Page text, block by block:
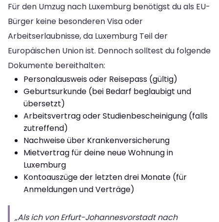
Für den Umzug nach Luxemburg benötigst du als EU-
Bürger keine besonderen Visa oder
Arbeitserlaubnisse, da Luxemburg Teil der
Europäischen Union ist. Dennoch solltest du folgende
Dokumente bereithalten:
Personalausweis oder Reisepass (gültig)
Geburtsurkunde (bei Bedarf beglaubigt und
übersetzt)
Arbeitsvertrag oder Studienbescheinigung (falls
zutreffend)
Nachweise über Krankenversicherung
Mietvertrag für deine neue Wohnung in
Luxemburg
Kontoauszüge der letzten drei Monate (für
Anmeldungen und Verträge)
„Als ich von Erfurt-Johannesvorstadt nach